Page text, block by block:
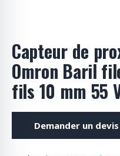
r
o
d
u
i
t
Capteur de
Omron Baril
fils 10 mm 55
Demander un devis